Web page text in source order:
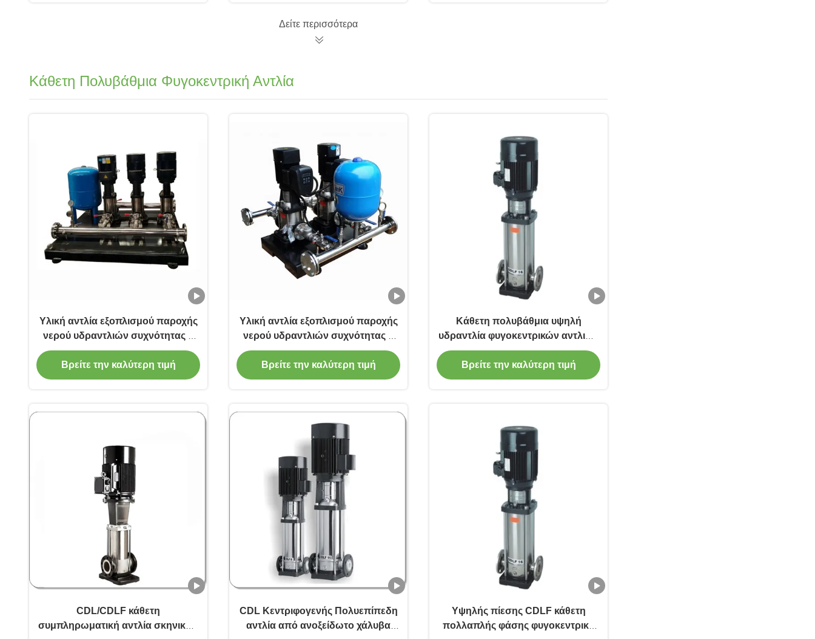
Δείτε περισσότερα
Κάθετη Πολυβάθμια Φυγοκεντρική Αντλία
Υλική αντλία εξοπλισμού παροχής
νερού υδραντλιών συχνότητας η
συμπληρωματική 1standby 1start
.SS304 με και η δεξαμενή πίεσης
Βρείτε την καλύτερη τιμή
Υλική αντλία εξοπλισμού παροχής
νερού υδραντλιών συχνότητας η
συμπληρωματική .SS304 με και η
δεξαμενή πίεσης
Βρείτε την καλύτερη τιμή
Κάθετη πολυβάθμια υψηλή
υδραντλία φυγοκεντρικών αντλιών
CDL
Βρείτε την καλύτερη τιμή
CDL/CDLF κάθετη
συμπληρωματική αντλία σκηνικών
CDL Κεντριφογενής Πολυεπίπεδη
αντλία από ανοξείδωτο χάλυβα
Υψηλής πίεσης CDLF κάθετη
πολλαπλής φάσης φυγοκεντρική